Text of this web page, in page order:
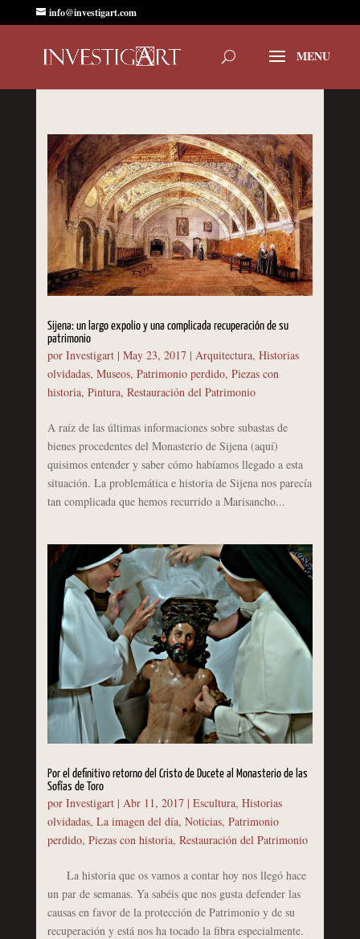
info@investigart.com
Sijena: un largo expolio y una complicada recuperación de su
patrimonio
por Investigart| May 23, 2017| Arquitectura, Historias
olvidadas, Museos, Patrimonio perdido, Piezas con
historia, Pintura, Restauración del Patrimonio
A raíz de las últimas informaciones sobre subastas de
bienes procedentes del Monasterio de Sijena (aquí)
quisimos entender y saber cómo habíamos llegado a esta
situación. La problemática e historia de Sijena nos parecía
tan complicada que hemos recurrido a Marisancho...
Por el definitivo retorno del Cristo de Ducete al Monasterio de las
Sofías de Toro
por Investigart| Abr 11, 2017| Escultura, Historias
olvidadas, La imagen del día, Noticias, Patrimonio
perdido, Piezas con historia, Restauración del Patrimonio
La historia que os vamos a contar hoy nos llegó hace
un par de semanas. Ya sabéis que nos gusta defender las
causas en favor de la protección de Patrimonio y de su
recuperación y está nos ha tocado la fibra especialmente.